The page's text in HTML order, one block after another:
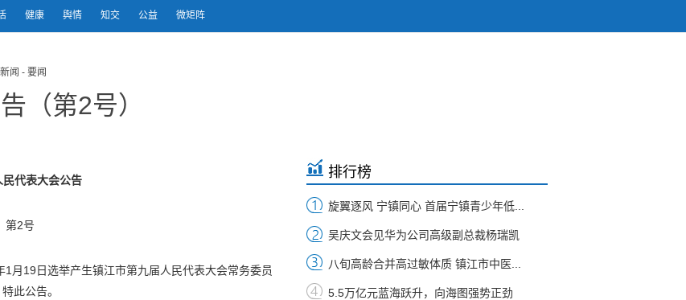
健康 舆情 知交 公益 微矩阵
闻 - 要闻
（第2号）
民代表大会公告
第2号
月19日选举产生镇江市第九届人民代表大会常务委员
此公告。
排行榜
旋翼逐风 宁镇同心 首届宁镇青少年低...
吴庆文会见华为公司高级副总裁杨瑞凯
八旬高龄合并高过敏体质 镇江市中医...
5.5万亿元蓝海跃升，向海图强势正劲